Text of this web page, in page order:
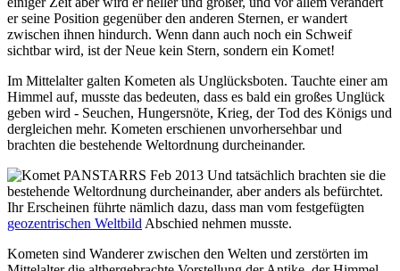
er seine Position gegenüber den anderen Sternen, er wandert
zwischen ihnen hindurch. Wenn dann auch noch ein Schweif
sichtbar wird, ist der Neue kein Stern, sondern ein Komet!
Im Mittelalter galten Kometen als Unglücksboten. Tauchte einer am
Himmel auf, musste das bedeuten, dass es bald ein großes Unglück
geben wird - Seuchen, Hungersnöte, Krieg, der Tod des Königs und
dergleichen mehr. Kometen erschienen unvorhersehbar und
brachten die bestehende Weltordnung durcheinander.
Und tatsächlich brachten sie die
bestehende Weltordnung durcheinander, aber anders als befürchtet.
Ihr Erscheinen führte nämlich dazu, dass man vom festgefügten
geozentrischen Weltbild Abschied nehmen musste.
Kometen sind Wanderer zwischen den Welten und zerstörten im